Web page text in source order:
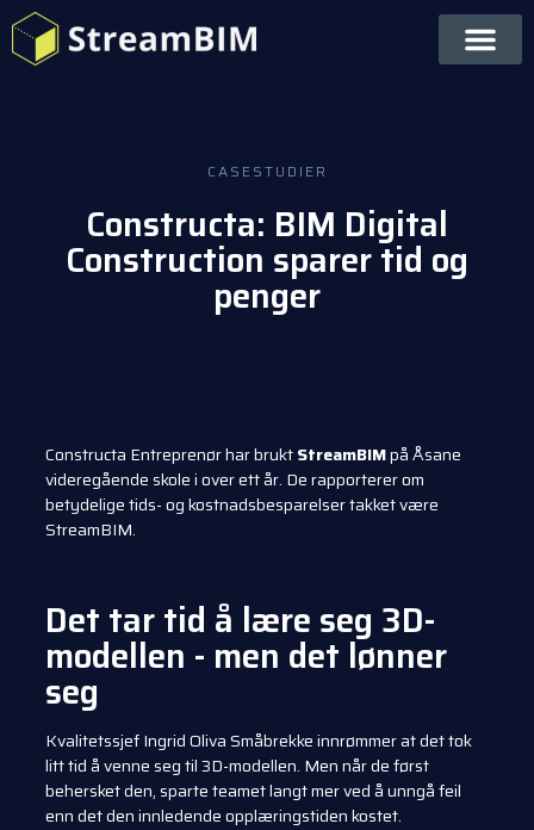
CASESTUDIER
Constructa: BIM Digital
Construction sparer tid og
penger
Constructa Entreprenør har bruktStreamBIMpå Åsane
videregående skole i over ett år. De rapporterer om
betydelige tids- og kostnadsbesparelser takket være
StreamBIM.
Det tar tid å lære seg 3D-
modellen - men det lønner
seg
Kvalitetssjef Ingrid Oliva Småbrekke innrømmer at det tok
litt tid å venne seg til 3D-modellen. Men når de først
behersket den, sparte teamet langt mer ved å unngå feil
enn det den innledende opplæringstiden kostet.